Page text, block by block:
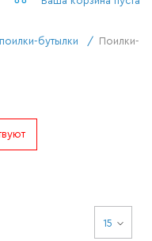
бутылки /
Поилки-
15